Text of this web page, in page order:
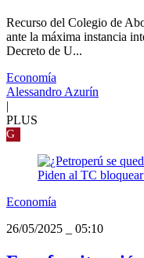
Recurso del Colegio de
ante la máxima instancia
Decreto de U...
Economía
Alessandro Azurín
|
PLUS
G
Economía
26/05/2025
05:10